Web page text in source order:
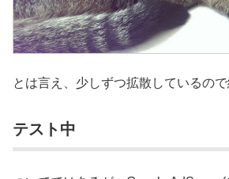
とは言え、少しずつ拡散しているので
テスト中